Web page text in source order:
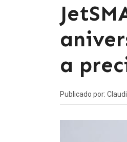
a
Publicado por: